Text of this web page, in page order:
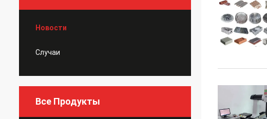
Новости
Случаи
Все Продукты